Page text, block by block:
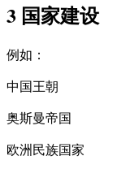
3 国家建设
例如：
中国王朝
奥斯曼帝国
欧洲民族国家